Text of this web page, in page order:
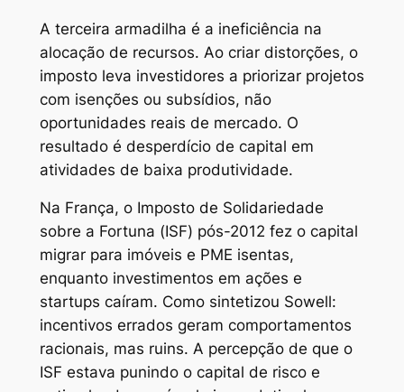
A terceira armadilha é a ineficiência na
alocação de recursos. Ao criar distorções, o
imposto leva investidores a priorizar projetos
com isenções ou subsídios, não
oportunidades reais de mercado. O
resultado é desperdício de capital em
atividades de baixa produtividade.
Na França, o Imposto de Solidariedade
sobre a Fortuna (ISF) pós-2012 fez o capital
migrar para imóveis e PME isentas,
enquanto investimentos em ações e
startups caíram. Como sintetizou Sowell:
incentivos errados geram comportamentos
racionais, mas ruins. A percepção de que o
ISF estava punindo o capital de risco e